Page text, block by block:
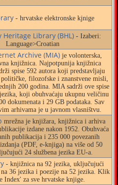
- hrvatske elektronske kjnige
Heritage Library (BHL) - Izaberi:
Language>Croatian
Archive (MIA)je volonterska,
knjižnica. Najpotpunija knjižnica
spise 592 autora koji predstavljaju
filozofske i znanstvene misli,
200 godina. MIA sadrži ove spise
koji obuhvaćaju ukupnu veličinu
dokumenata i 29 GB podataka. Sav
arhivama je u javnom vlasništvu.
mrežna je knjižara, knjižnica i arhiva
izdane nakon 1952. Obuhvaća
publikacija i 235 000 povezanih
(PDF, e-knjiga) na više od 50
24 službena jezika EU-a.
- knjižnica na 92 jezika, uključujući
36 jezika i poezije na 52 jezika. Klik
Index' za sve hrvatske knjige.